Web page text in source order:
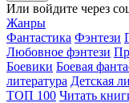
Или войдите через
Жанры
Фантастика Фэнтези
Любовное фэнтези
Боевики Боевая
литература Детская
ТОП 100 Читать